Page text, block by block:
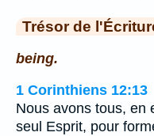
Trésor de
being.
1 Corinthiens 12:13
Nous avons tous, en
seul Esprit, pour